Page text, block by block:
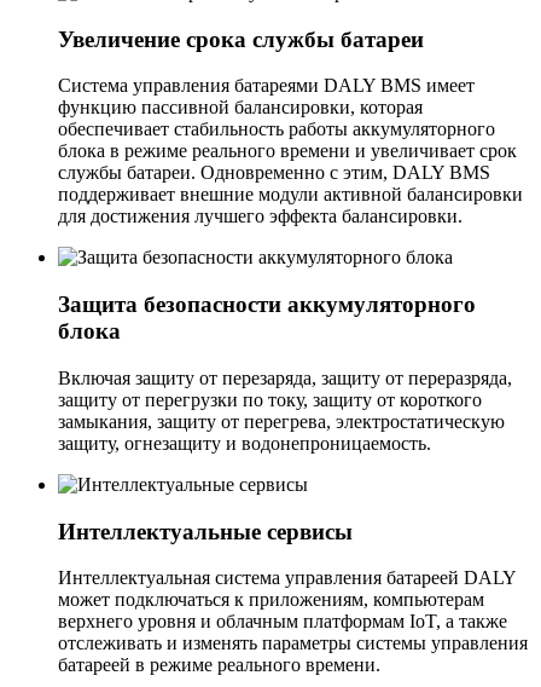
Увеличение срока службы батареи
Система управления батареями DALY BMS имеет
функцию пассивной балансировки, которая
обеспечивает стабильность работы аккумуляторного
блока в режиме реального времени и увеличивает срок
службы батареи. Одновременно с этим, DALY BMS
поддерживает внешние модули активной балансировки
для достижения лучшего эффекта балансировки.
Защита безопасности аккумуляторного
блока
Включая защиту от перезаряда, защиту от переразряда,
защиту от перегрузки по току, защиту от короткого
замыкания, защиту от перегрева, электростатическую
защиту, огнезащиту и водонепроницаемость.
Интеллектуальные сервисы
Интеллектуальная система управления батареей DALY
может подключаться к приложениям, компьютерам
верхнего уровня и облачным платформам IoT, а также
отслеживать и изменять параметры системы управления
батареей в режиме реального времени.